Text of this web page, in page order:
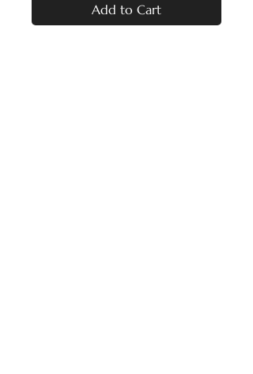
Add to Cart